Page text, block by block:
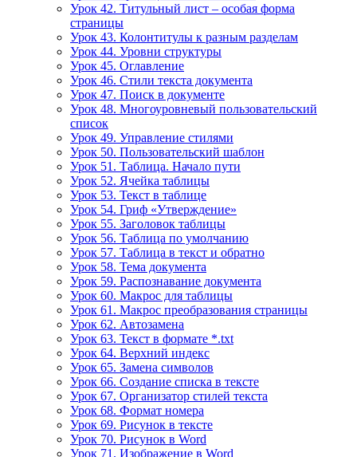
Урок 42. Титульный лист – особая форма
страницы
Урок 43. Колонтитулы к разным разделам
Урок 44. Уровни структуры
Урок 45. Оглавление
Урок 46. Стили текста документа
Урок 47. Поиск в документе
Урок 48. Многоуровневый пользовательский
список
Урок 49. Управление стилями
Урок 50. Пользовательский шаблон
Урок 51. Таблица. Начало пути
Урок 52. Ячейка таблицы
Урок 53. Текст в таблице
Урок 54. Гриф «Утверждение»
Урок 55. Заголовок таблицы
Урок 56. Таблица по умолчанию
Урок 57. Таблица в текст и обратно
Урок 58. Тема документа
Урок 59. Распознавание документа
Урок 60. Макрос для таблицы
Урок 61. Макрос преобразования страницы
Урок 62. Автозамена
Урок 63. Текст в формате *.txt
Урок 64. Верхний индекс
Урок 65. Замена символов
Урок 66. Создание списка в тексте
Урок 67. Организатор стилей текста
Урок 68. Формат номера
Урок 69. Рисунок в тексте
Урок 70. Рисунок в Word
Урок 71. Изображение в Word